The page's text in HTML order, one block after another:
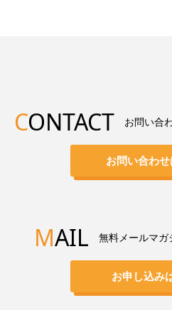
CONTACT お問い合
お問い合わ
MAIL 無料メールマガ
お申し込み